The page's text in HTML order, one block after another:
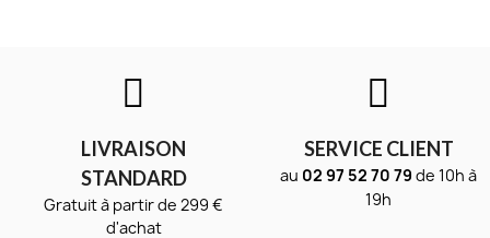
LIVRAISON
STANDARD
Gratuit à partir de 299 €
d'achat
SERVICE CLIENT
au 02 97 52 70 79 de 10h à
19h